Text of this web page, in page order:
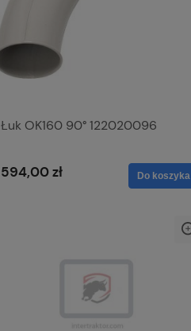
Łuk OK160 90° 122020096
594,00 zł Do koszyka